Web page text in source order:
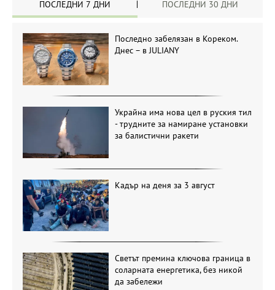
ПОСЛЕДНИ 7 ДНИ ПОСЛЕДНИ 30 ДНИ
Последно забелязан в Кореком.
Днес – в JULIANY
Украйна има нова цел в руския тил
- трудните за намиране установки
за балистични ракети
Кадър на деня за 3 август
Светът премина ключова граница в
соларната енергетика, без никой
да забележи